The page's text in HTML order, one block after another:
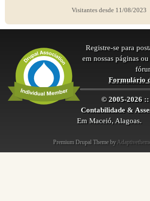
Visitantes desde 11/08/2023
Registre-se para
em nossas páginas
Formulário
© 2005-2026
Contabilidade &
Em Maceió, Alagoas.
Premium Drupal Theme by